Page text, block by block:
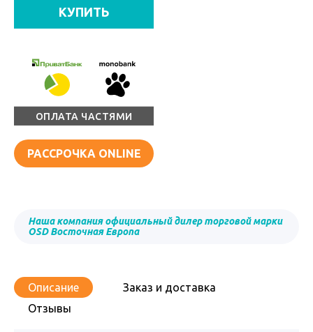
КУПИТЬ
ОПЛАТА ЧАСТЯМИ
РАССРОЧКА ONLINE
Наша компания официальный дилер торговой марки
OSD Восточная Европа
Описание
Заказ и доставка
Отзывы